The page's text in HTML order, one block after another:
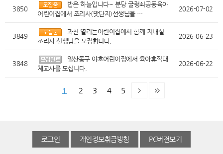
3850
밥은 하늘입니다~ 분당 굴렁쇠공동육아
어린이집에서 조리사(맛단지)선생님을 …
2026-07-02
3849
과천 열리는어린이집에서 함께 지내실
조리사 선생님을 모집합니다.
2026-06-23
3848
일산동구 야호어린이집에서 육아휴직대
체교사를 모십니다.
2026-06-22
1 2 3 4 5
로그인 개인정보취급방침 PC버전보기